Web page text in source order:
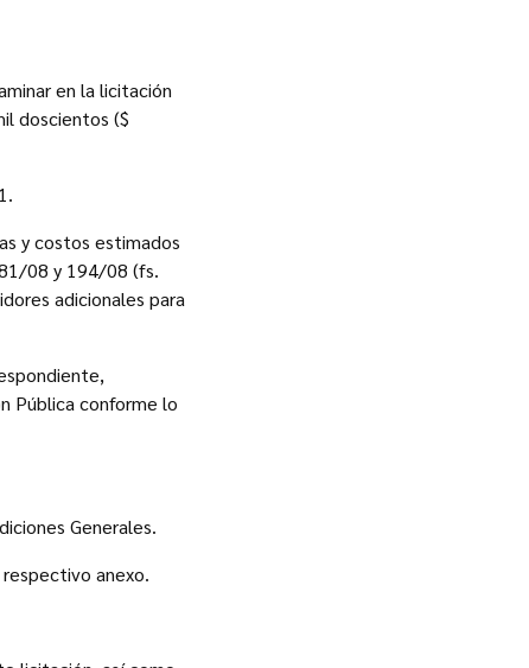
en la licitación
doscientos ($
y costos estimados
08 y 194/08 (fs.
adicionales para
Pública conforme lo
Generales.
anexo.